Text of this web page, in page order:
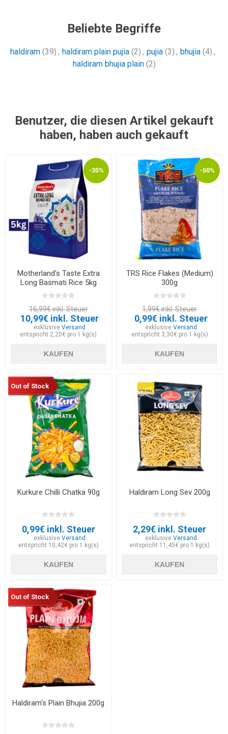
Beliebte Begriffe
haldiram (39) , haldiram plain pujia (2) , pujia (3) , bhujia (4) ,
haldiram bhujia plain (2)
Benutzer, die diesen Artikel gekauft
haben, haben auch gekauft
-35%
Motherland's Taste Extra
Long Basmati Rice 5kg
16,99€ inkl. Steuer
10,99€ inkl. Steuer
exklusiveVersand
entspricht 2,20€ pro 1 kg(s)
KAUFEN
-50%
TRS Rice Flakes (Medium)
300g
1,99€ inkl. Steuer
0,99€ inkl. Steuer
exklusive Versand
entspricht 3,30€ pro 1 kg(s)
KAUFEN
Out of Stock
Kurkure Chilli Chatka 90g
0,99€ inkl. Steuer
exklusiveVersand
entspricht 10,42€ pro 1 kg(s)
KAUFEN
Haldiram Long Sev 200g
2,29€ inkl. Steuer
exklusive Versand
entspricht 11,45€ pro 1 kg(s)
KAUFEN
Out of Stock
Haldiram's Plain Bhujia 200g